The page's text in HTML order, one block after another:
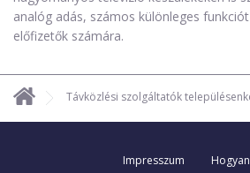
analóg adás, számos különleges
előfizetők számára.
Távközlési szolgáltatók
Impresszum